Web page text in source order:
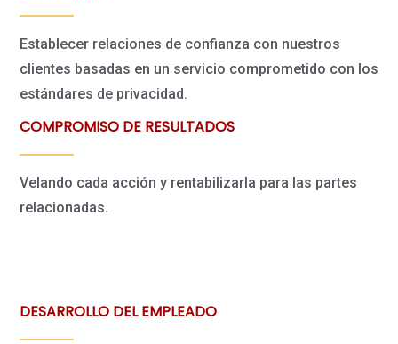
Establecer relaciones de confianza con nuestros
clientes basadas en un servicio comprometido con los
estándares de privacidad.
COMPROMISO DE RESULTADOS
Velando cada acción y rentabilizarla para las partes
relacionadas.
DESARROLLO DEL EMPLEADO